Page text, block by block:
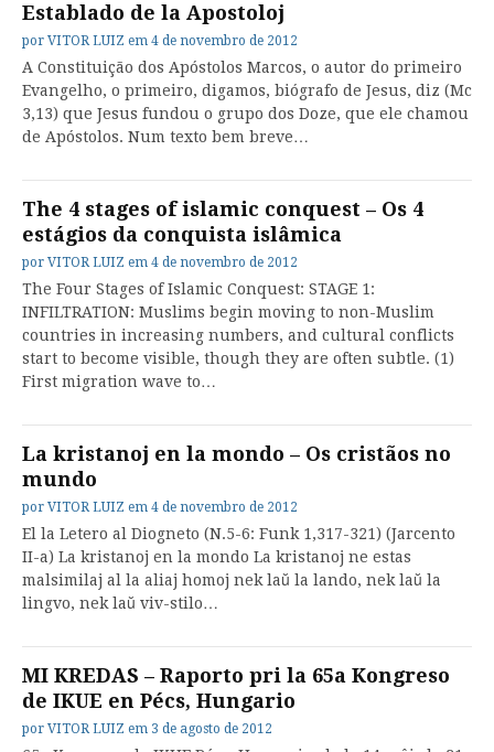
Establado de la Apostoloj
por VITOR LUIZ em 4 de novembro de 2012
A Constituição dos Apóstolos Marcos, o autor do primeiro
Evangelho, o primeiro, digamos, biógrafo de Jesus, diz (Mc
3,13) que Jesus fundou o grupo dos Doze, que ele chamou
de Apóstolos. Num texto bem breve…
The 4 stages of islamic conquest – Os 4
estágios da conquista islâmica
por VITOR LUIZ em 4 de novembro de 2012
The Four Stages of Islamic Conquest: STAGE 1:
INFILTRATION: Muslims begin moving to non-Muslim
countries in increasing numbers, and cultural conflicts
start to become visible, though they are often subtle. (1)
First migration wave to…
La kristanoj en la mondo – Os cristãos no
mundo
por VITOR LUIZ em 4 de novembro de 2012
El la Letero al Diogneto (N.5-6: Funk 1,317-321) (Jarcento
II-a) La kristanoj en la mondo La kristanoj ne estas
malsimilaj al la aliaj homoj nek laŭ la lando, nek laŭ la
lingvo, nek laŭ viv-stilo…
MI KREDAS – Raporto pri la 65a Kongreso
de IKUE en Pécs, Hungario
por VITOR LUIZ em 3 de agosto de 2012